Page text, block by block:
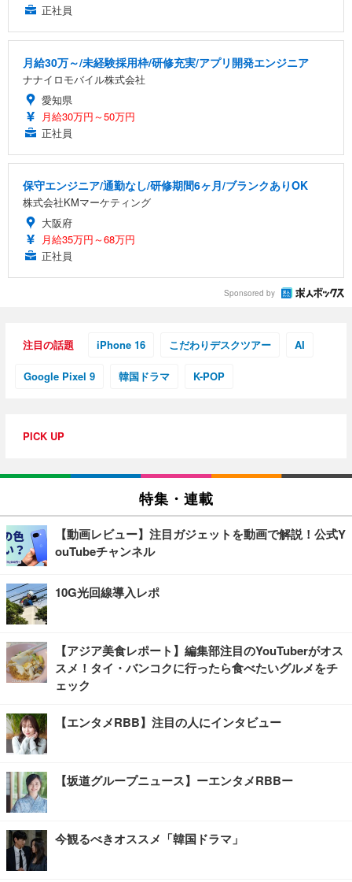
正社員
月給30万～/未経験採用枠/研修充実/アプリ開発エンジニア
ナナイロモバイル株式会社
愛知県
月給30万円～50万円
正社員
保守エンジニア/通勤なし/研修期間6ヶ月/ブランクありOK
株式会社KMマーケティング
大阪府
月給35万円～68万円
正社員
Sponsored by
注目の話題 iPhone 16 こだわりデスクツアー AI
Google Pixel 9 韓国ドラマ K-POP
PICK UP
特集・連載
【動画レビュー】注目ガジェットを動画で解説！公式Y
ouTubeチャンネル
10G光回線導入レポ
【アジア美食レポート】編集部注目のYouTuberがオス
スメ！タイ・バンコクに行ったら食べたいグルメをチ
ェック
【エンタメRBB】注目の人にインタビュー
【坂道グループニュース】ーエンタメRBBー
今観るべきオススメ「韓国ドラマ」